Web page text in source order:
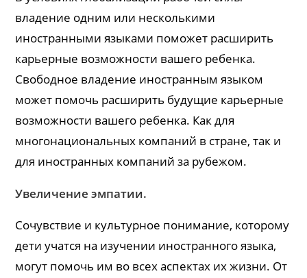
владение одним или несколькими
иностранными языками поможет расширить
карьерные возможности вашего ребенка.
Свободное владение иностранным языком
может помочь расширить будущие карьерные
возможности вашего ребенка. Как для
многонациональных компаний в стране, так и
для иностранных компаний за рубежом.
Увеличение эмпатии.
Сочувствие и культурное понимание, которому
дети учатся на изучении иностранного языка,
могут помочь им во всех аспектах их жизни. От